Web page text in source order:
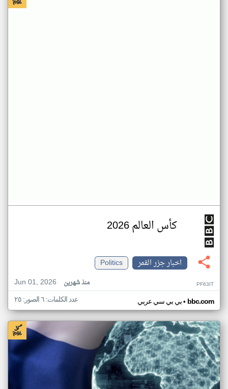
كأس العالم 2026
اخبار جزر القمر
Politics
Jun 01, 2026
منذ شهرين PF63IT
بي بي سي عربي• bbc.com عدد الكلمات: ٦ الصور: ٢٥